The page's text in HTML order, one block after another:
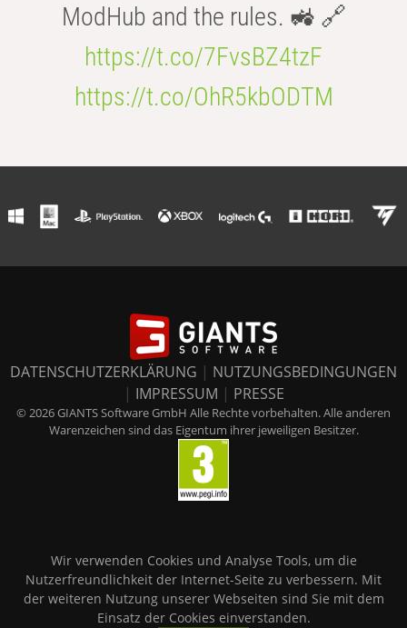
ModHub and the rules. 🚜 🔗
https://t.co/7FvsBZ4tzF
https://t.co/OhR5kbODTM
DATENSCHUTZERKLÄRUNG | NUTZUNGSBEDINGUNGEN
| IMPRESSUM | PRESSE
© 2026 GIANTS Software GmbH Alle Rechte vorbehalten. Alle anderen
Warenzeichen sind das Eigentum ihrer jeweiligen Besitzer.
Wir verwenden Cookies und Analyse Tools, um die
Nutzerfreundlichkeit der Internet-Seite zu verbessern. Mit
der weiteren Nutzung unserer Webseiten sind Sie mit dem
Einsatz der Cookies einverstanden.